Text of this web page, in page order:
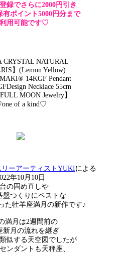
録でさらに2000円引き
有ポイント5000円分まで
用可能です♡
CRYSTAL NATURAL
】(Lemon Yellow)
14KGF Pendant
Necklace 55cm
MOON Jewelry】
of a kind♡
ーアーティストYUKIによる
年10月10日
の固め直しや
盤つくりにベストな
た牡羊座満月の新作です♪
満月は2週間前の
新月の流れを継ぎ
似する天空図でしたが
ンダントも天秤座、